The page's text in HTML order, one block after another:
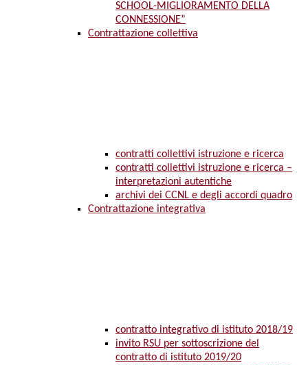
SCHOOL-MIGLIORAMENTO DELLA
CONNESSIONE”
Contrattazione collettiva
contratti collettivi istruzione e ricerca
contratti collettivi istruzione e ricerca –
interpretazioni autentiche
archivi dei CCNL e degli accordi quadro
Contrattazione integrativa
contratto integrativo di istituto 2018/19
invito RSU per sottoscrizione del
contratto di istituto 2019/20